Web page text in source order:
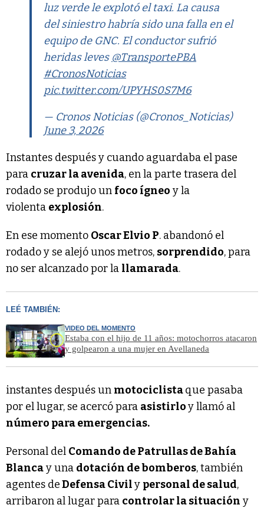
luz verde le explotó el taxi. La causa
del siniestro habría sido una falla en el
equipo de GNC. El conductor sufrió
heridas leves @TransportePBA
#CronosNoticias
pic.twitter.com/UPYHS0S7M6
— Cronos Noticias (@Cronos_Noticias)
June 3, 2026
Instantes después y cuando aguardaba el pase
para cruzar la avenida, en la parte trasera del
rodado se produjo un foco ígneo y la
violenta explosión.
En ese momento Oscar Elvio P. abandonó el
rodado y se alejó unos metros, sorprendido, para
no ser alcanzado por la llamarada.
LEÉ TAMBIÉN:
VIDEO DEL MOMENTO
Estaba con el hijo de 11 años: motochorros atacaron
y golpearon a una mujer en Avellaneda
instantes después un motociclistaque pasaba
por el lugar, se acercó para asistirloy llamó al
número para emergencias.
Personal del Comando de Patrullas de Bahía
Blancay una dotación de bomberos, también
agentes deDefensa Civily personal de salud,
arribaron al lugar para controlar la situación y